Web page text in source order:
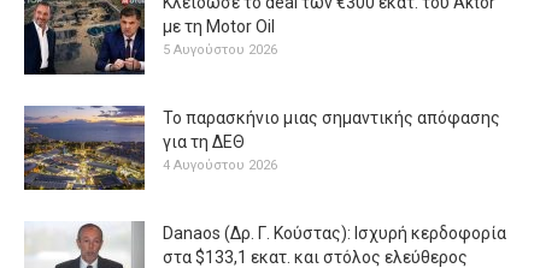
με τη Μotor Oil
5 Αυγούστου 2026
Το παρασκήνιο μιας σημαντικής απόφασης
για τη ΔΕΘ
4 Αυγούστου 2026
Danaos (Δρ. Γ. Κούστας): Ισχυρή κερδοφορία
στα $133,1 εκατ. και στόλος ελεύθερος